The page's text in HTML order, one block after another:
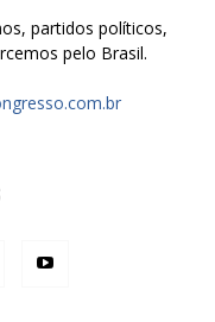
partidos políticos,
pelo Brasil.